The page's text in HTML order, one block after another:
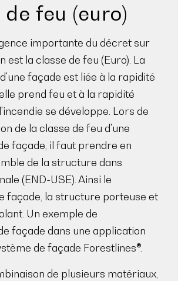
de feu (euro)
importante du décret sur
est la classe de feu (Euro). La
façade est liée à la rapidité
prend feu et à la rapidité
se développe. Lors de
de la classe de feu d'une
façade, il faut prendre en
de la structure dans
(END-USE). Ainsi le
façade, la structure porteuse et
Un exemple de
façade dans une application
de façade Forestlines®.
de plusieurs matériaux,